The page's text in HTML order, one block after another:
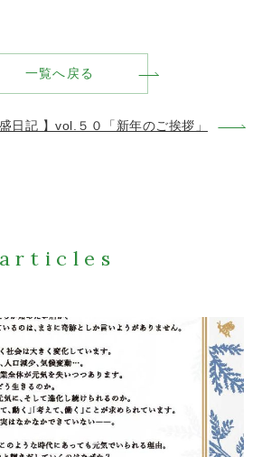
一覧へ戻る
日記 】vol.５０「新年のご挨拶」